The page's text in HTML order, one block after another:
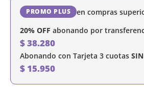
PROMO PLUS en compras
20% OFF abonando por
$38.280
Abonando con Tarjeta 3 cuotas
$ 15.950